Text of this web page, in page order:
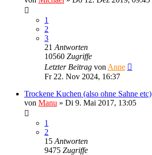
1
2
3
21 Antworten
10560 Zugriffe
Letzter Beitrag von Anne
Fr 22. Nov 2024, 16:37
Trockene Kuchen (also ohne Sahne etc)
von Manu » Di 9. Mai 2017, 13:05
1
2
15 Antworten
9475 Zugriffe